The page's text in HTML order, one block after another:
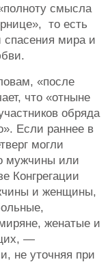
смысла
то есть
спасения мира и
«после
что «отныне
обряда
Если раннее в
могли
мужчины или
Конгрегации
и женщины,
женатые и
—
не уточняя при